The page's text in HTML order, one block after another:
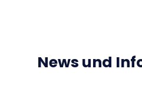
News und